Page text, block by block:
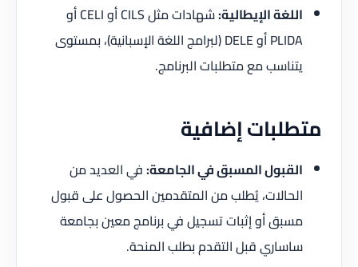
اللغة الإيطالية:
شهادات مثل CILS أو CELI أو
PLIDA أو DELE (لبرامج اللغة الإسبانية)، بمستوى
يتناسب مع متطلبات البرنامج.
متطلبات إضافية
القبول المسبق في الجامعة:في العديد من
الحالات، يُطلب من المتقدمين الحصول على قبول
مسبق أو إثبات تسجيل في برنامج معين بجامعة
ساساري قبل التقدم بطلب المنحة.